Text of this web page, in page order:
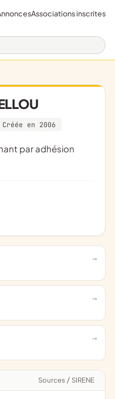
Associations inscrites
Créée en 2006
Sources / SIRENE